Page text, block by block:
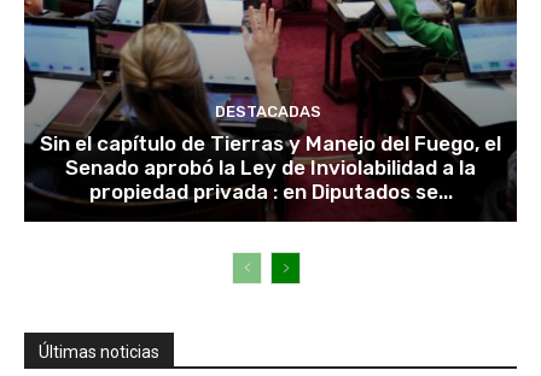
DESTACADAS
Sin el capítulo de Tierras y Manejo del Fuego, el
Senado aprobó la Ley de Inviolabilidad a la
propiedad privada : en Diputados se...
Últimas noticias